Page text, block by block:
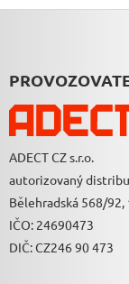
A
ADECT CZ s.r.o.
autorizovaný
Bělehradská 568/92,
IČO: 24690473
DIČ: CZ246 90 473